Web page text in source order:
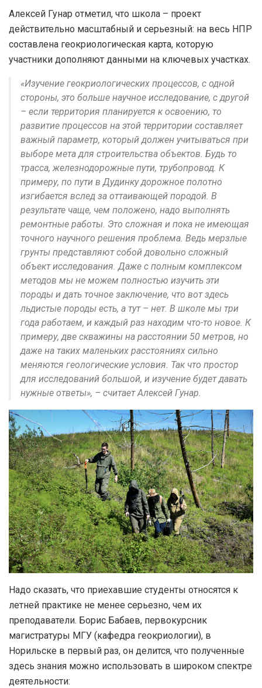
Алексей Гунар отметил, что школа – проект
действительно масштабный и серьезный: на весь НПР
составлена геокриологическая карта, которую
участники дополняют данными на ключевых участках.
«Изучение геокриологических процессов, с одной
стороны, это больше научное исследование, с другой
– если территория планируется к освоению, то
развитие процессов на этой территории составляет
важный параметр, который должен учитываться при
выборе мета для строительства объектов. Будь то
трасса, железнодорожные пути, трубопровод. К
примеру, по пути в Дудинку дорожное полотно
изгибается вслед за оттаивающей породой. В
результате чаще, чем положено, надо выполнять
ремонтные работы. Это сложная и пока не имеющая
точного научного решения проблема. Ведь мерзлые
грунты представляют собой довольно сложный
объект исследования. Даже с полным комплексом
методов мы не можем полностью изучить эти
породы и дать точное заключение, что вот здесь
льдистые породы есть, а тут – нет. В школе мы три
года работаем, и каждый раз находим что-то новое. К
примеру, две скважины на расстоянии 50 метров, но
даже на таких маленьких расстояниях сильно
меняются геологические условия. Так что простор
для исследований большой, и изучение будет давать
нужные ответы», – считает Алексей Гунар.
Надо сказать, что приехавшие студенты относятся к
летней практике не менее серьезно, чем их
преподаватели. Борис Бабаев, первокурсник
магистратуры МГУ (кафедра геокриологии), в
Норильске в первый раз, он делится, что полученные
здесь знания можно использовать в широком спектре
деятельности: